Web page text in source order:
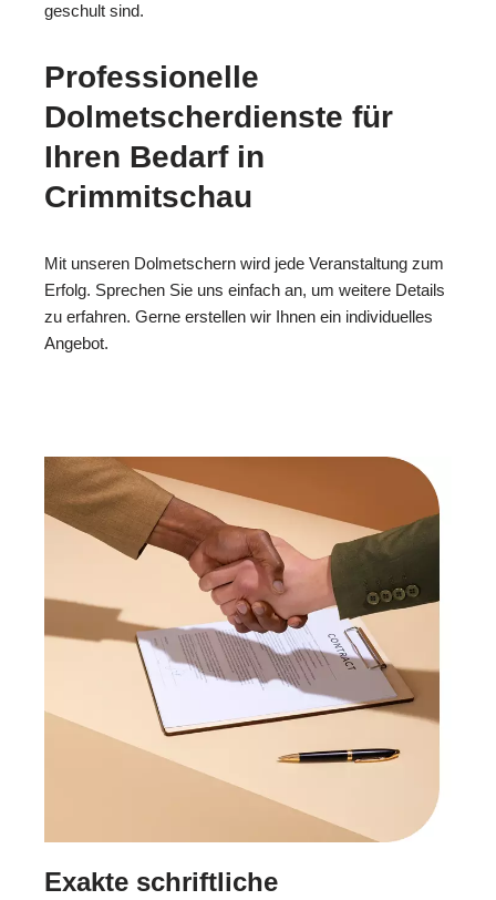
geschult sind.
Professionelle
Dolmetscherdienste für
Ihren Bedarf in
Crimmitschau
Mit unseren Dolmetschern wird jede Veranstaltung zum
Erfolg. Sprechen Sie uns einfach an, um weitere Details
zu erfahren. Gerne erstellen wir Ihnen ein individuelles
Angebot.
Exakte schriftliche